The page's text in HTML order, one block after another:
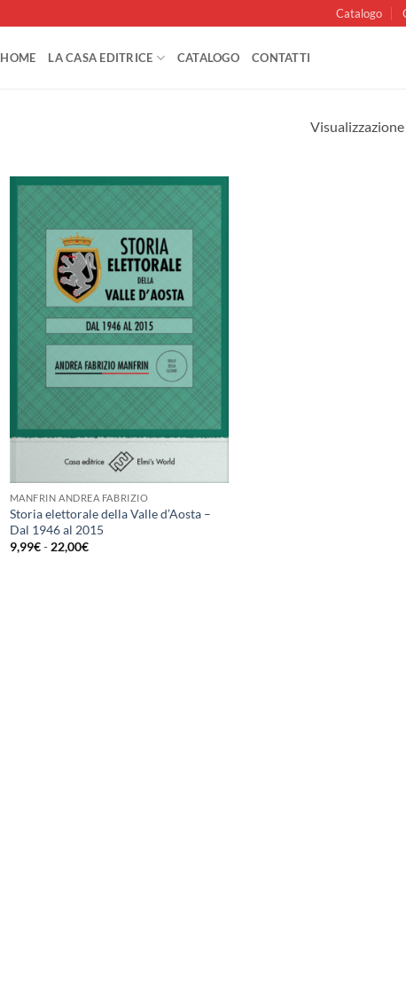
Catalogo
HOME LA CASA EDITRICE CATALOGO CONTATTI
Aggiungi
alla lista
dei
desideri
MANFRIN ANDREA FABRIZIO
Storia elettorale della Valle d’Aosta –
Dal 1946 al 2015
9,99€- 22,00€Fascia